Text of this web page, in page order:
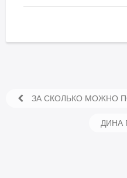
ЗА СКОЛЬКО МОЖНО
ДИНА